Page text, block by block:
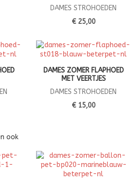
DAMES STROHOEDEN
€ 25,00
DAMES ZOMER FLAPHOED
MET VEERTJES
DAMES STROHOEDEN
€ 15,00
ook